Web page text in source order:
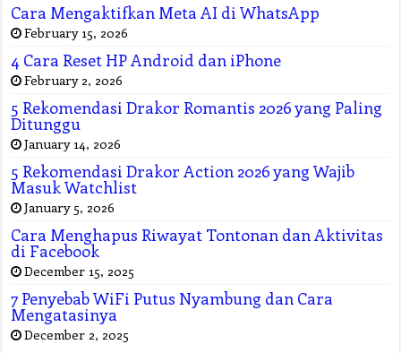
Cara Mengaktifkan Meta AI di WhatsApp
February 15, 2026
4 Cara Reset HP Android dan iPhone
February 2, 2026
5 Rekomendasi Drakor Romantis 2026 yang Paling
Ditunggu
January 14, 2026
5 Rekomendasi Drakor Action 2026 yang Wajib
Masuk Watchlist
January 5, 2026
Cara Menghapus Riwayat Tontonan dan Aktivitas
di Facebook
December 15, 2025
7 Penyebab WiFi Putus Nyambung dan Cara
Mengatasinya
December 2, 2025